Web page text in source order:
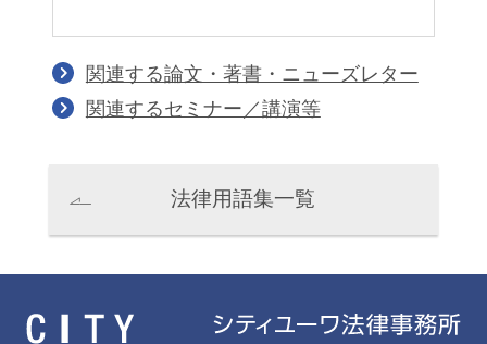
パートナー
Cholmin Kim
パートナー
関連する論文・著書・ニューズレター
関連するセミナー／講演等
法律用語集一覧